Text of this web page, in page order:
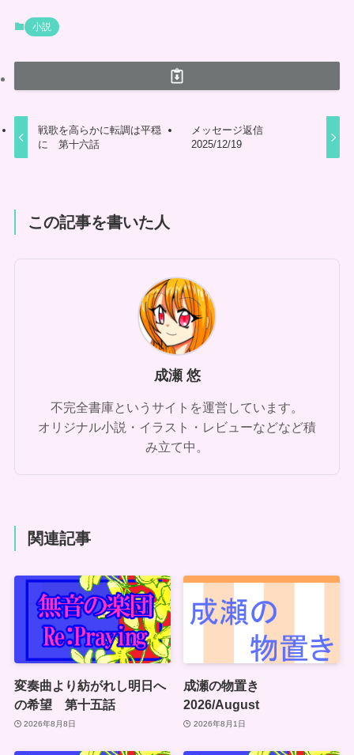
小説
戦歌を高らかに転調は平穏
に 第十六話
メッセージ返信
2025/12/19
この記事を書いた人
成瀬 悠
不完全書庫というサイトを運営しています。
オリジナル小説・イラスト・レビューなどなど積
み立て中。
関連記事
変奏曲より紡がれし明日へ
の希望 第十五話
2026年8月8日
成瀬の物置き
2026/August
2026年8月1日